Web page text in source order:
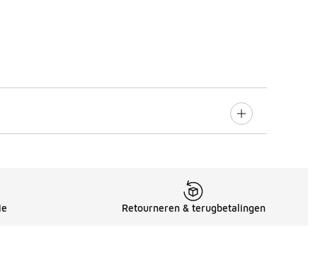
Retourneren & terugbetalingen